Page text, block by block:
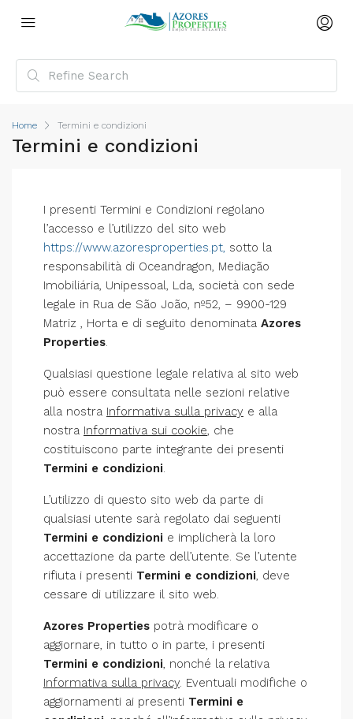
Home Termini e condizioni
Termini e condizioni
I presenti Termini e Condizioni regolano
l’accesso e l’utilizzo del sito web
https://www.azoresproperties.pt, sotto la
responsabilità di Oceandragon, Mediação
Imobiliária, Unipessoal, Lda, società con sede
legale in Rua de São João, nº52, – 9900-129
Matriz , Horta e di seguito denominata Azores
Properties.
Qualsiasi questione legale relativa al sito web
può essere consultata nelle sezioni relative
alla nostra Informativa sulla privacy e alla
nostra Informativa sui cookie, che
costituiscono parte integrante dei presenti
Termini e condizioni.
L’utilizzo di questo sito web da parte di
qualsiasi utente sarà regolato dai seguenti
Termini e condizioni e implicherà la loro
accettazione da parte dell’utente. Se l’utente
rifiuta i presenti Termini e condizioni, deve
cessare di utilizzare il sito web.
Azores Properties potrà modificare o
aggiornare, in tutto o in parte, i presenti
Termini e condizioni, nonché la relativa
Informativa sulla privacy. Eventuali modifiche o
aggiornamenti ai presenti Termini e